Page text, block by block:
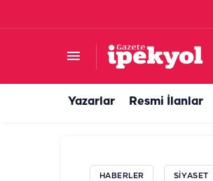
Yazarlar Resmi İlanlar
HABERLER SIYASET
"Suruç'ta 100 Bin Dönüm